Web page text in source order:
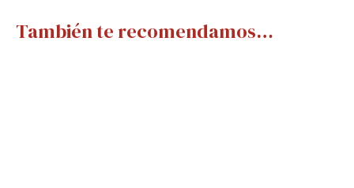
También te recomendamos…